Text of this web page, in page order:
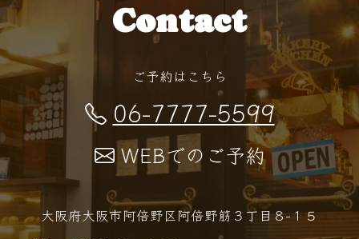
Contact
ご予約はこちら
06-7777-5599
WEBでのご予約
大阪府大阪市阿倍野区阿倍野筋３丁目８−１５